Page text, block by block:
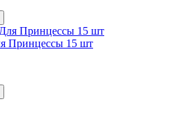
Принцессы 15 шт